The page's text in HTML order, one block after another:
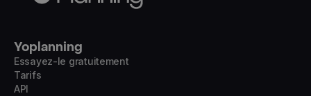
Yoplanning
Essayez-le gratuitement
Tarifs
API